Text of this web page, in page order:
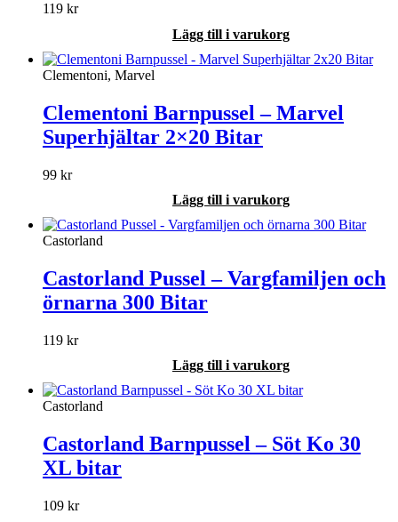
119 kr
Lägg till i varukorg
Clementoni, Marvel
Clementoni Barnpussel – Marvel
Superhjältar 2×20 Bitar
99 kr
Lägg till i varukorg
Castorland
Castorland Pussel – Vargfamiljen och
örnarna 300 Bitar
119 kr
Lägg till i varukorg
Castorland
Castorland Barnpussel – Söt Ko 30
XL bitar
109 kr